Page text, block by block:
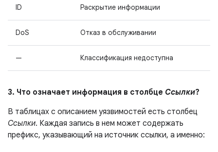
ID Раскрытие информации
DoS Отказ в обслуживании
— Классификация недоступна
3. Что означает информация в столбце Ссылки?
В таблицах с описанием уязвимостей есть столбец
Ссылки. Каждая запись в нем может содержать
префикс, указывающий на источник ссылки, а именно: